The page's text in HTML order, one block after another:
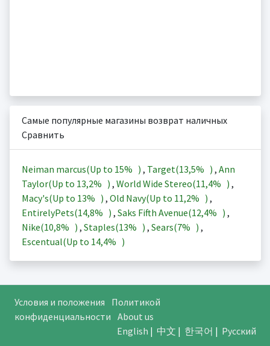
Самые популярные магазины возврат наличных
Сравнить
Neiman marcus(Up to 15% ) , Target(13,5% ) , Ann
Taylor(Up to 13,2% ) , World Wide Stereo(11,4% ) ,
Macy's(Up to 13% ) , Old Navy(Up to 11,2% ) ,
EntirelyPets(14,8% ) , Saks Fifth Avenue(12,4% ) ,
Nike(10,8% ) , Staples(13% ) , Sears(7% ) ,
Escentual(Up to 14,4% )
Условия и положения
Политикой
конфиденциальности About us
English | 中文 | 한국어 | Русский